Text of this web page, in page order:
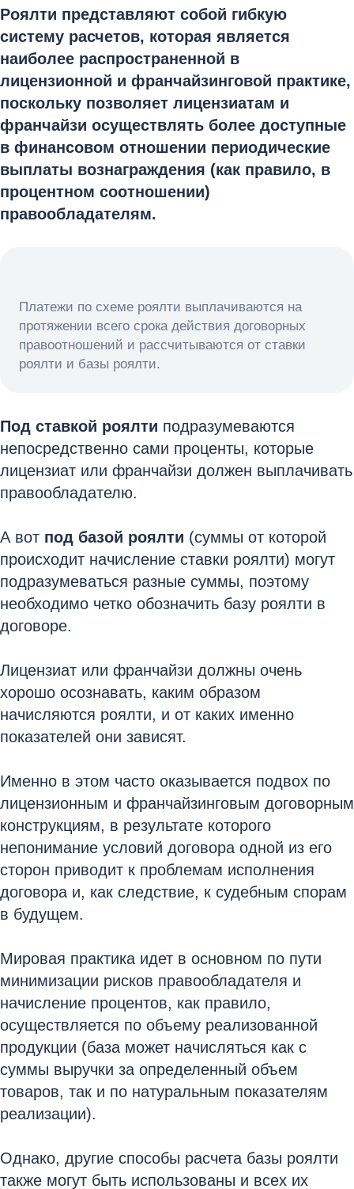
Роялти представляют собой гибкую
систему расчетов, которая является
наиболее распространенной в
лицензионной и франчайзинговой практике,
поскольку позволяет лицензиатам и
франчайзи осуществлять более доступные
в финансовом отношении периодические
выплаты вознаграждения (как правило, в
процентном соотношении)
правообладателям.
Платежи по схеме роялти выплачиваются на
протяжении всего срока действия договорных
правоотношений и рассчитываются от ставки
роялти и базы роялти.
Под ставкой роялти подразумеваются
непосредственно сами проценты, которые
лицензиат или франчайзи должен выплачивать
правообладателю.
А вот под базой роялти (суммы от которой
происходит начисление ставки роялти) могут
подразумеваться разные суммы, поэтому
необходимо четко обозначить базу роялти в
договоре.
Лицензиат или франчайзи должны очень
хорошо осознавать, каким образом
начисляются роялти, и от каких именно
показателей они зависят.
Именно в этом часто оказывается подвох по
лицензионным и франчайзинговым договорным
конструкциям, в результате которого
непонимание условий договора одной из его
сторон приводит к проблемам исполнения
договора и, как следствие, к судебным спорам
в будущем.
Мировая практика идет в основном по пути
минимизации рисков правообладателя и
начисление процентов, как правило,
осуществляется по объему реализованной
продукции (база может начисляться как с
суммы выручки за определенный объем
товаров, так и по натуральным показателям
реализации).
Однако, другие способы расчета базы роялти
также могут быть использованы и всех их